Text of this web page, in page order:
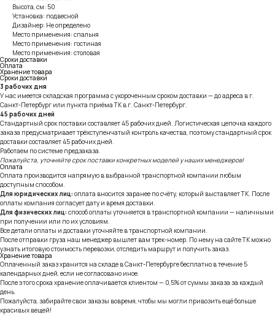
Высота, см: 50
Установка: подвесной
Дизайнер: Не определено
Место применения: спальня
Место применения: гостиная
Место применения: столовая
Сроки доставки
Оплата
Хранение товара
Сроки доставки
3 рабочих дня
У нас имеется складская программа с укороченным сроком доставки — до адреса в г.
Санкт-Петербург или пункта приёма ТК в г. Санкт-Петербург.
45 рабочих дней
Стандартный срок поставки составляет 45 рабочих дней. Логистическая цепочка каждого
заказа предусматривает трёхступенчатый контроль качества, поэтому стандартный срок
доставки составляет 45 рабочих дней.
Работаем по системе предзаказа.
Пожалуйста, уточняйте срок поставки конкретных моделей у наших менеджеров!
Оплата
Оплата производится напрямую в выбранной транспортной компании любым
доступным способом.
Для юридических лиц: оплата вносится заранее по счёту, который выставляет ТК. После
оплаты компания согласует дату и время доставки.
Для физических лиц: способ оплаты уточняется в транспортной компании — наличными
при получении или по их условиям.
Все детали оплаты и доставки уточняйте в транспортной компании.
После отправки груза наш менеджер вышлет вам трек-номер. По нему на сайте ТК можно
узнать итоговую стоимость перевозки, отследить маршрут и получить заказ.
Хранение товара
Оплаченный заказ хранится на складе в Санкт-Петербурге бесплатно в течение 5
календарных дней, если не согласовано иное.
После этого срока хранение оплачивается клиентом — 0,5% от суммы заказа за каждый
день.
Пожалуйста, забирайте свои заказы вовремя, чтобы мы могли привозить ещё больше
красивых вещей!